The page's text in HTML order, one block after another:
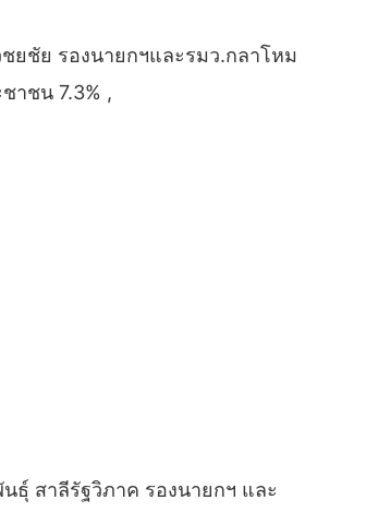
ยชัย รองนายกฯและรมว.กลาโหม
าชน 7.3% ,
ธุ์ สาลีรัฐวิภาค รองนายกฯ และ